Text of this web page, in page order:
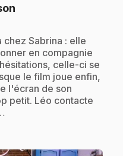
Sabrina : elle
en compagnie
celle-ci se
le film joue enfin,
l'écran de son
petit. Léo contacte